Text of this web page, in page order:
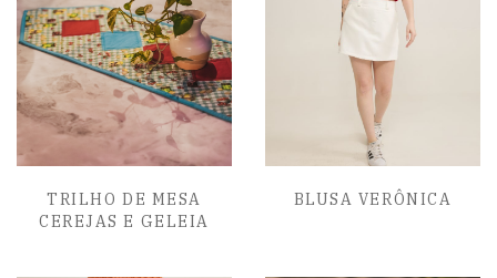
TRILHO DE MESA
CEREJAS E GELEIA
BLUSA VERÔNICA